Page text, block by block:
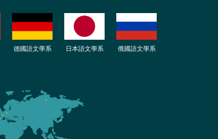
德國語文學系 日本語文學系 俄國語文學系